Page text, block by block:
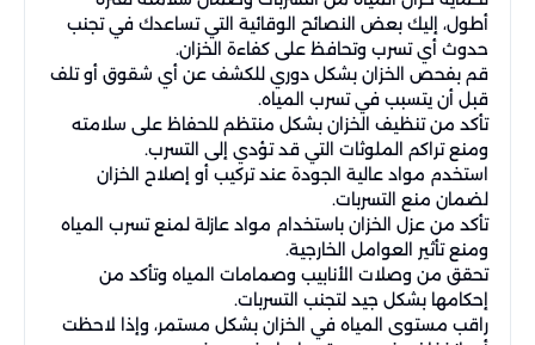
أطول، إليك بعض النصائح الوقائية التي تساعدك في تجنب
حدوث أي تسرب وتحافظ على كفاءة الخزان.
قم بفحص الخزان بشكل دوري للكشف عن أي شقوق أو تلف
قبل أن يتسبب في تسرب المياه.
تأكد من تنظيف الخزان بشكل منتظم للحفاظ على سلامته
ومنع تراكم الملوثات التي قد تؤدي إلى التسرب.
استخدم مواد عالية الجودة عند تركيب أو إصلاح الخزان
لضمان منع التسربات.
تأكد من عزل الخزان باستخدام مواد عازلة لمنع تسرب المياه
ومنع تأثير العوامل الخارجية.
تحقق من وصلات الأنابيب وصمامات المياه وتأكد من
إحكامها بشكل جيد لتجنب التسربات.
راقب مستوى المياه في الخزان بشكل مستمر، وإذا لاحظت